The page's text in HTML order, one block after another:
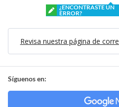
¿ENCONTRASTE UN
ERROR?
Revisa nuestra página de
Síguenos en: